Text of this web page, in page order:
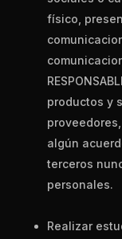
físico,
productos y
algún
terceros
personales.
Realizar